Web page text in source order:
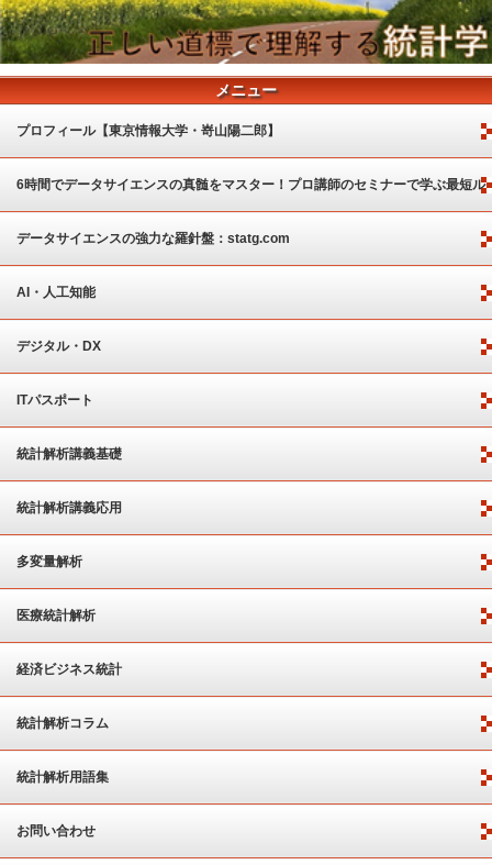
メニュー
プロフィール【東京情報大学・嵜山陽二郎】
6時間でデータサイエンスの真髄をマスター！プロ講師のセミナーで学ぶ最短ル
ート
データサイエンスの強力な羅針盤：statg.com
AI・人工知能
デジタル・DX
ITパスポート
統計解析講義基礎
統計解析講義応用
多変量解析
医療統計解析
経済ビジネス統計
統計解析コラム
統計解析用語集
お問い合わせ